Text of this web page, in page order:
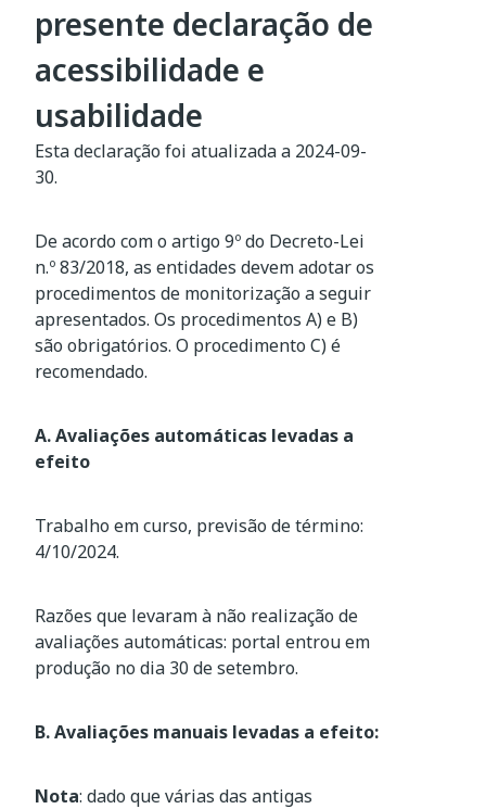
presente declaração de
acessibilidade e
usabilidade
Esta declaração foi atualizada a 2024-09-
30.
De acordo com o artigo 9º do Decreto-Lei
n.º 83/2018, as entidades devem adotar os
procedimentos de monitorização a seguir
apresentados. Os procedimentos A) e B)
são obrigatórios. O procedimento C) é
recomendado.
A. Avaliações automáticas levadas a
efeito
Trabalho em curso, previsão de término:
4/10/2024.
Razões que levaram à não realização de
avaliações automáticas: portal entrou em
produção no dia 30 de setembro.
B. Avaliações manuais levadas a efeito:
Nota: dado que várias das antigas